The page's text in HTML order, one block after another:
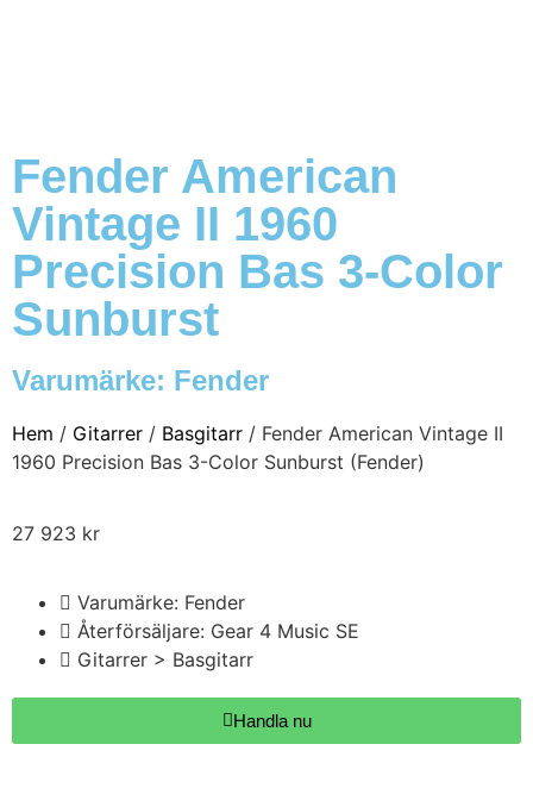
Fender American
Vintage II 1960
Precision Bas 3-Color
Sunburst
Varumärke: Fender
Hem / Gitarrer / Basgitarr / Fender American Vintage II
1960 Precision Bas 3-Color Sunburst (Fender)
27 923 kr
Varumärke: Fender
Återförsäljare: Gear 4 Music SE
Gitarrer > Basgitarr
Handla nu